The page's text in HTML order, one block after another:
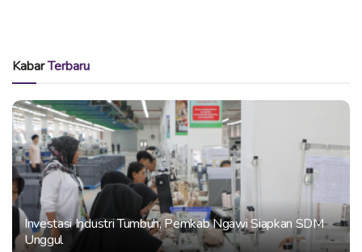
KabarTerbaru
Investasi Industri Tumbuh, Pemkab Ngawi Siapkan SDM
Unggul